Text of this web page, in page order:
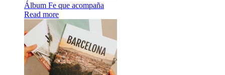
Álbum Fe que acompaña
Read more